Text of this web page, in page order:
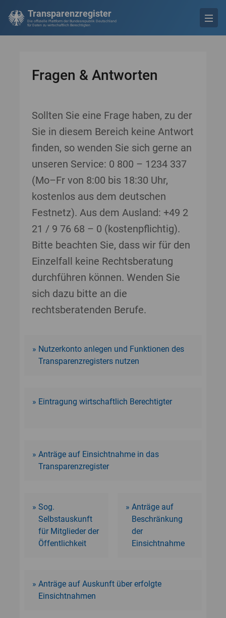
Transparenzregister
Die offizielle Plattform der Bundesrepublik Deutschland
für Daten zu wirtschaftlich Berechtigten
Fragen & Antworten
Sollten Sie eine Frage haben, zu der
Sie in diesem Bereich keine Antwort
finden, so wenden Sie sich gerne an
unseren Service: 0 800 – 1234 337
(Mo–Fr von 8:00 bis 18:30 Uhr,
kostenlos aus dem deutschen
Festnetz). Aus dem Ausland: +49 2
21 / 9 76 68 – 0 (kostenpflichtig).
Bitte beachten Sie, dass wir für den
Einzelfall keine Rechtsberatung
durchführen können. Wenden Sie
sich dazu bitte an die
rechtsberatenden Berufe.
Nutzerkonto anlegen und Funktionen des
Transparenzregisters nutzen
Eintragung wirtschaftlich Berechtigter
Anträge auf Einsichtnahme in das
Transparenzregister
Sog.
Selbstauskunft
für Mitglieder der
Öffentlichkeit
Anträge auf
Beschränkung
der
Einsichtnahme
Anträge auf Auskunft über erfolgte
Einsichtnahmen